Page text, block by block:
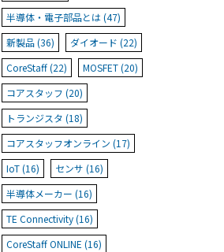
半導体・電子部品とは (47)
新製品 (36)
ダイオード (22)
CoreStaff (22)
MOSFET (20)
コアスタッフ (20)
トランジスタ (18)
コアスタッフオンライン (17)
IoT (16)
センサ (16)
半導体メーカー (16)
TE Connectivity (16)
CoreStaff ONLINE (16)